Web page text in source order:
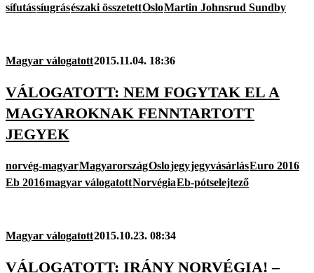
sífutássíugrásészaki összetettOsloMartin Johnsrud Sundby
Magyar válogatott2015.11.04. 18:36
VÁLOGATOTT: NEM FOGYTAK EL A
MAGYAROKNAK FENNTARTOTT
JEGYEK
norvég-magyarMagyarországOslojegyjegyvásárlásEuro 2016
Eb 2016magyar válogatottNorvégiaEb-pótselejtező
Magyar válogatott2015.10.23. 08:34
VÁLOGATOTT: IRÁNY NORVÉGIA! –